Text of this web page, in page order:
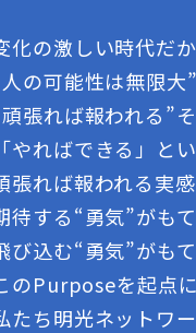
化の激しい時代だか
の可能性は無限大
張れば報われる”
「やればできる」と
張れば報われる実
待する“勇気”がも
び込む“勇気”がも
のPurposeを起点に
たち明光ネットワ